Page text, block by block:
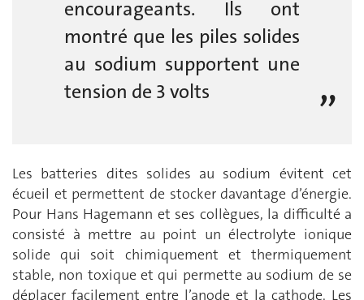
encourageants. Ils ont
montré que les piles solides
au sodium supportent une
tension de 3 volts
Les batteries dites solides au sodium évitent cet
écueil et permettent de stocker davantage d’énergie.
Pour Hans Hagemann et ses collègues, la difficulté a
consisté à mettre au point un électrolyte ionique
solide qui soit chimiquement et thermiquement
stable, non toxique et qui permette au sodium de se
déplacer facilement entre l’anode et la cathode. Les